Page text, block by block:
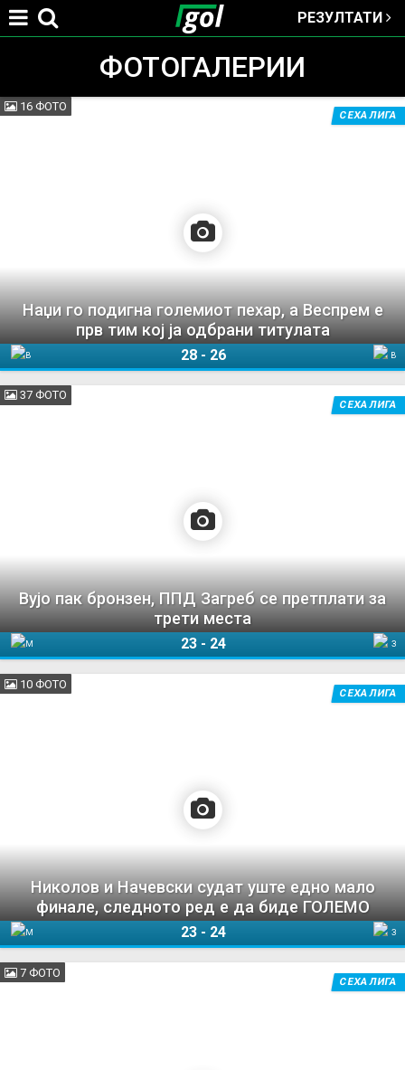
РЕЗУЛТАТИ
ФОТОГАЛЕРИИ
16 ФОТО
Наџи го подигна големиот пехар, а Веспрем е
прв тим кој ја одбрани титулата
СЕХА ЛИГА
28 - 26
37 ФОТО
Вујо пак бронзен, ППД Загреб се претплати за
трети места
СЕХА ЛИГА
23 - 24
10 ФОТО
Николов и Начевски судат уште едно мало
финале, следното ред е да биде ГОЛЕМО
СЕХА ЛИГА
23 - 24
7 ФОТО
СЕХА ЛИГА